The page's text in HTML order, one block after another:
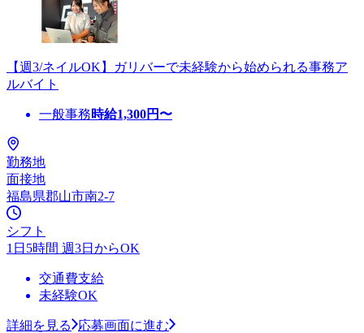
【週3/ネイルOK】ガリバーで未経験から始められる事務ア
ルバイト
一般事務時給1,300円〜
勤務地
面接地
福島県郡山市南2-7
シフト
1日5時間 週3日からOK
交通費支給
未経験OK
詳細を見る
応募画面に進む